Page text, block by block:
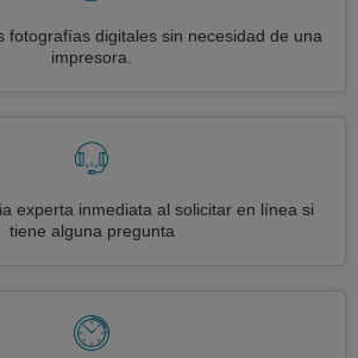
fotografías digitales sin necesidad de una
impresora.
experta inmediata al solicitar en línea si
tiene alguna pregunta